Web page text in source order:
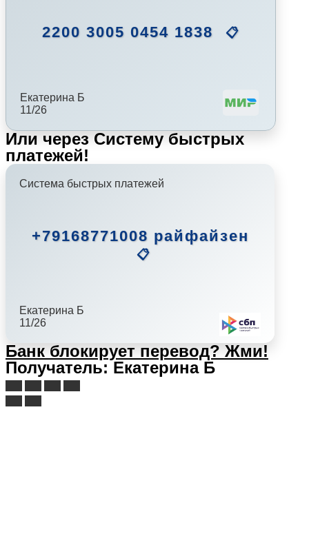
2200 3005 0454 1838 📋
Екатерина Б
11/26
Или через Систему быстрых
платежей!
Система быстрых платежей
+79168771008 райфайзен
📋
Екатерина Б
11/26
Банк блокирует перевод? Жми!
Получатель: Екатерина Б